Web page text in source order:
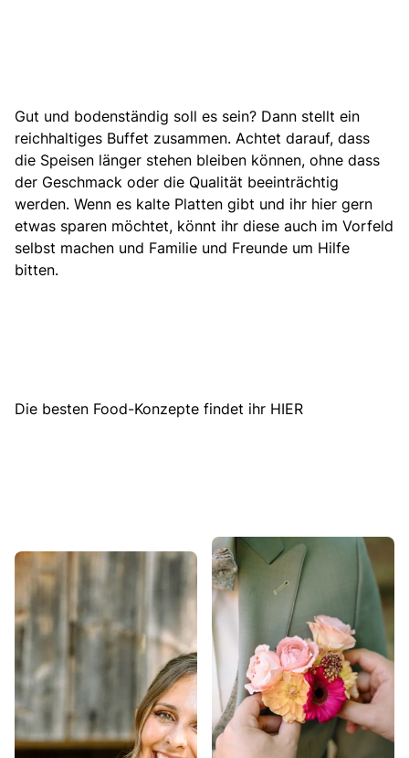
Gut und bodenständig soll es sein? Dann stellt ein
reichhaltiges Buffet zusammen. Achtet darauf, dass
die Speisen länger stehen bleiben können, ohne dass
der Geschmack oder die Qualität beeinträchtig
werden. Wenn es kalte Platten gibt und ihr hier gern
etwas sparen möchtet, könnt ihr diese auch im Vorfeld
selbst machen und Familie und Freunde um Hilfe
bitten.
Die besten Food-Konzepte findet ihr HIER